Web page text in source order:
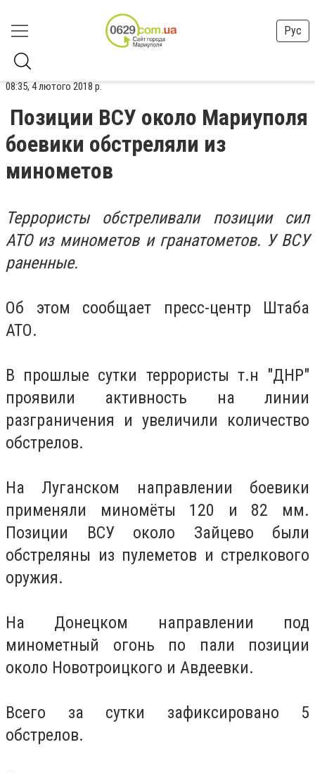
Рус
08:35, 4 лютого 2018 р.
Позиции ВСУ около Мариуполя
боевики обстреляли из
минометов
Террористы обстреливали позиции сил
АТО из минометов и гранатометов. У ВСУ
раненные.
Об этом сообщает пресс-центр Штаба
АТО.
В прошлые сутки террористы т.н "ДНР"
проявили активность на линии
разграничения и увеличили количество
обстрелов.
На Луганском направлении боевики
применяли миномёты 120 и 82 мм.
Позиции ВСУ около Зайцево были
обстреляны из пулеметов и стрелкового
оружия.
На Донецком направлении под
минометный огонь по пали позиции
около Новотроицкого и Авдеевки.
Всего за сутки зафиксировано 5
обстрелов.